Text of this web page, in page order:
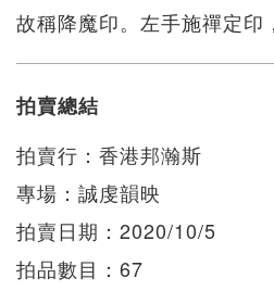
故稱降魔印。左手施禪定印
拍賣總結
拍賣行：香港邦瀚斯
專場：誠虔韻映
拍賣日期：2020/10/5
拍品數目：67